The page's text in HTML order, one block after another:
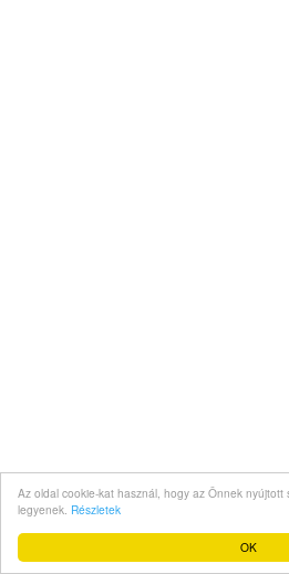
OK
Az oldal cookie-kat használ, hogy az Önnek
legyenek. Részletek